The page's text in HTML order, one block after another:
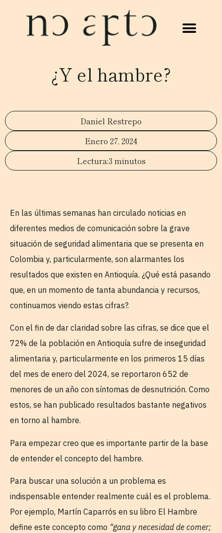
¿Y el hambre?
Daniel Restrepo
Enero 27, 2024
3 minutos
En las últimas semanas han circulado noticias en
diferentes medios de comunicación sobre la grave
situación de seguridad alimentaria que se presenta en
Colombia y, particularmente, son alarmantes los
resultados que existen en Antioquía. ¿Qué está pasando
que, en un momento de tanta abundancia y recursos,
continuamos viendo estas cifras?.
Con el fin de dar claridad sobre las cifras, se dice que el
72% de la población en Antioquía sufre de inseguridad
alimentaria y, particularmente en los primeros 15 días
del mes de enero del 2024, se reportaron 652 de
menores de un año con síntomas de desnutrición. Como
estos, se han publicado resultados bastante negativos
en torno al hambre.
Para empezar creo que es importante partir de la base
de entender el concepto del hambre.
Para buscar una solución a un problema es
indispensable entender realmente cuál es el problema.
Por ejemplo, Martín Caparrós en su libro El Hambre
define este concepto como “gana y necesidad de comer;